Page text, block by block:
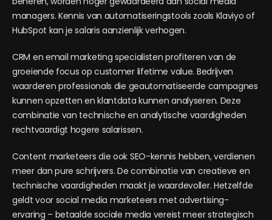
managers. Kennis van automatiseringstools zoals Klaviyo of
HubSpot kan je salaris aanzienlijk verhogen.
CRM en email marketing specialisten profiteren van de
groeiende focus op customer lifetime value. Bedrijven
waarderen professionals die geautomatiseerde campagnes
kunnen opzetten en klantdata kunnen analyseren. Deze
combinatie van technische en analytische vaardigheden
rechtvaardigt hogere salarissen.
Content marketeers die ook SEO-kennis hebben, verdienen
meer dan pure schrijvers. De combinatie van creatieve en
technische vaardigheden maakt je waardevoller. Hetzelfde
geldt voor social media marketeers met advertising-
ervaring – betaalde sociale media vereist meer strategisch